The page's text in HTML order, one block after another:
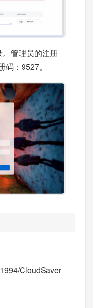
管理员的注册
：9527。
CloudSaver